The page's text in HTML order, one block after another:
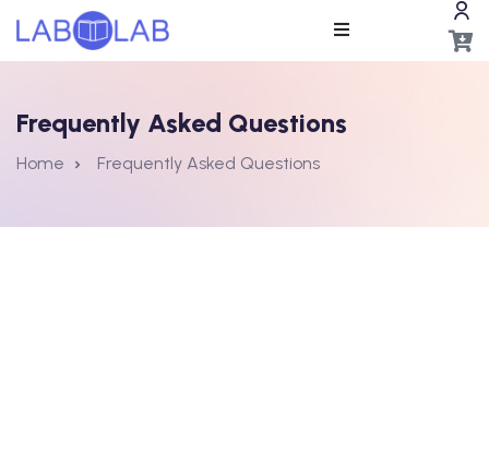
Frequently Asked Questions
Home Frequently Asked Questions